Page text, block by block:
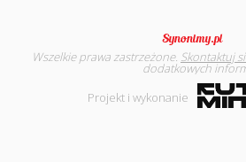
Wszelkie prawa zastrzeżone. Skontaktuj
dodatkowych
Projekt i wykonanie